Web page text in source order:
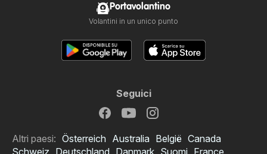
Portavolantino
Volantini in un unico punto
Seguici
Altri paesi: Österreich Australia België Canada